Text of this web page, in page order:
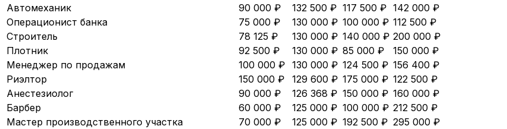
Автомеханик
90 000 ₽ 132 500 ₽ 117 500 ₽ 142 000 ₽
Операционист банка
75 000 ₽ 130 000 ₽ 100 000 ₽ 112 500 ₽
Строитель
78 125 ₽ 130 000 ₽ 140 000 ₽ 200 000 ₽
Плотник
92 500 ₽ 130 000 ₽ 85 000 ₽
150 000 ₽
Менеджер по продажам
100 000 ₽ 130 000 ₽ 124 500 ₽ 156 400 ₽
Риэлтор
150 000 ₽ 129 600 ₽ 175 000 ₽ 122 500 ₽
Анестезиолог
90 000 ₽ 126 368 ₽ 150 000 ₽ 160 000 ₽
Барбер
60 000 ₽ 125 000 ₽ 100 000 ₽ 212 500 ₽
Мастер производственного участка
70 000 ₽ 125 000 ₽ 192 500 ₽ 295 000 ₽